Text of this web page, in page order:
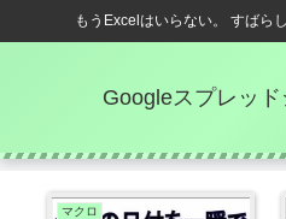
もうExcelはいらない。 すばら
Googleスプレッ
マクロ